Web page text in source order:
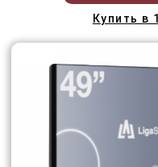
Купить в